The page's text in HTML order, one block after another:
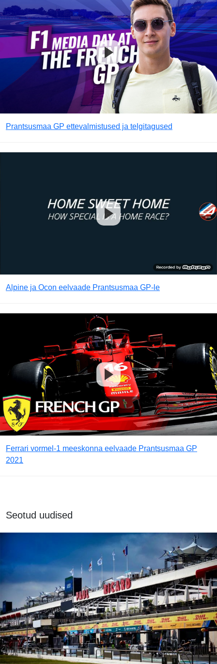
Prantsusmaa GP ettevalmistused ja telgitagused
Alpine ja Ocon eelvaade Prantsusmaa GP-le
Ferrari vormel-1 meeskonna eelvaade Prantsusmaa GP
2021
Seotud uudised